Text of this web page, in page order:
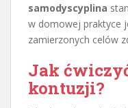
samodyscyplina
w domowej praktyce
zamierzonych celów
Jak
kontuzji?